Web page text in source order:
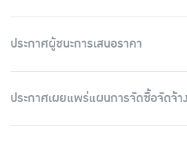
ประกาศผู้ชนะการเสนอราคา
ประกาศเผยแพร่แผนการจัดซื้อจัดจ้าง